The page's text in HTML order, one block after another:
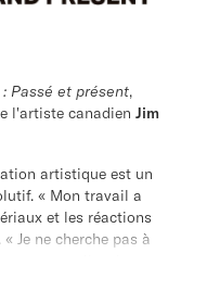
30 mai à 20h au
à 20h en cas de pluie.
Passé et présent,
l'artiste canadien Jim
artistique est un
« Mon travail a
et les réactions
Je ne cherche pas à
la libre association entre